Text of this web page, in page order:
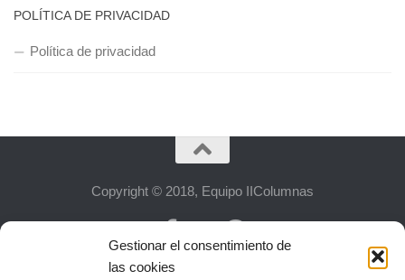
Gestionar el consentimiento de
las cookies
POLÍTICA DE PRIVACIDAD
Política de privacidad
Copyright © 2018, Equipo IIColumnas